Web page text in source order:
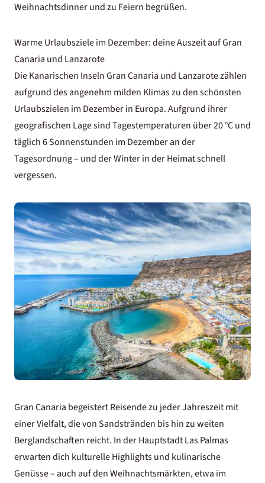
Weihnachtsdinner und zu Feiern begrüßen.
Warme Urlaubsziele im Dezember: deine Auszeit auf Gran
Canaria und Lanzarote
Die Kanarischen Inseln Gran Canaria und Lanzarote zählen
aufgrund des angenehm milden Klimas zu den schönsten
Urlaubszielen im Dezember in Europa. Aufgrund ihrer
geografischen Lage sind Tagestemperaturen über 20 °C und
täglich 6 Sonnenstunden im Dezember an der
Tagesordnung – und der Winter in der Heimat schnell
vergessen.
Gran Canaria begeistert Reisende zu jeder Jahreszeit mit
einer Vielfalt, die von Sandstränden bis hin zu weiten
Berglandschaften reicht. In der Hauptstadt Las Palmas
erwarten dich kulturelle Highlights und kulinarische
Genüsse – auch auf den Weihnachtsmärkten, etwa im